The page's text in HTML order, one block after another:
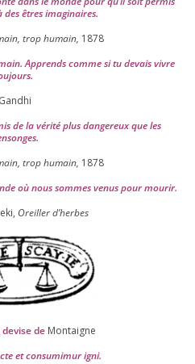
des êtres imaginaires.
trop humain, 1878
Apprends comme si tu devais vivre
Gandhi
de la véri­té plus dan­ge­reux que les
trop humain, 1878
où nous sommes venus pour mourir.
Oreiller d’herbes
devise de Montaigne
et consu­mi­mur igni.